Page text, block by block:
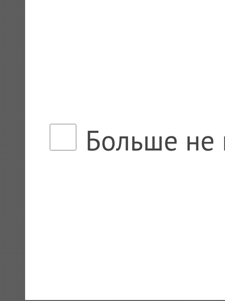
Больше не